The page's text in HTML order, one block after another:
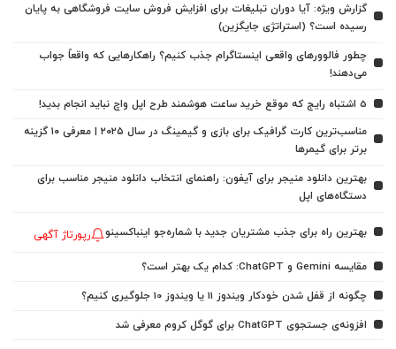
گزارش ویژه: آیا دوران تبلیغات برای افزایش فروش سایت فروشگاهی به پایان
رسیده است؟ (استراتژی جایگزین)
چطور فالوورهای واقعی اینستاگرام جذب کنیم؟ راهکارهایی که واقعاً جواب
می‌دهند!
5 اشتباه رایج که موقع خرید ساعت هوشمند طرح اپل واچ نباید انجام بدید!
مناسب‌ترین کارت گرافیک برای بازی و گیمینگ در سال ۲۰۲۵ | معرفی ۱۰ گزینه
برتر برای گیمرها
بهترین دانلود منیجر برای آیفون: راهنمای انتخاب دانلود منیجر مناسب برای
دستگاه‌های اپل
بهترین راه برای جذب مشتریان جدید با شماره‌جو اینباکسینو رپورتاژ آگهی
مقایسه Gemini و ChatGPT: کدام یک بهتر است؟
چگونه از قفل شدن خودکار ویندوز 11 یا ویندوز 10 جلوگیری کنیم؟
افزونه‌ی جستجوی ChatGPT برای گوگل کروم معرفی شد